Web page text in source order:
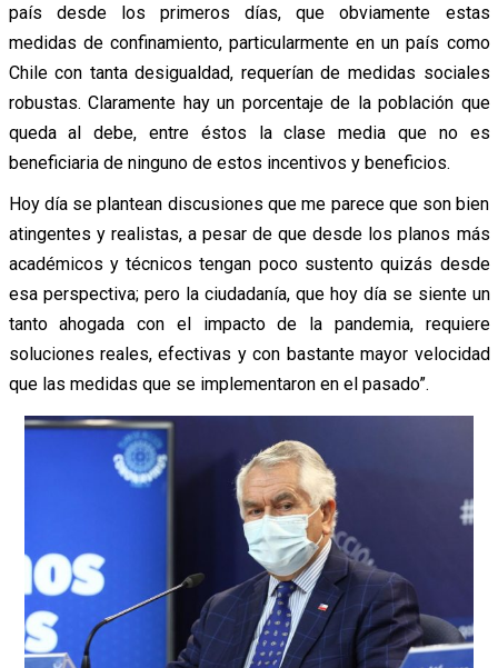
país desde los primeros días, que obviamente estas
medidas de confinamiento, particularmente en un país como
Chile con tanta desigualdad, requerían de medidas sociales
robustas. Claramente hay un porcentaje de la población que
queda al debe, entre éstos la clase media que no es
beneficiaria de ninguno de estos incentivos y beneficios.
Hoy día se plantean discusiones que me parece que son bien
atingentes y realistas, a pesar de que desde los planos más
académicos y técnicos tengan poco sustento quizás desde
esa perspectiva; pero la ciudadanía, que hoy día se siente un
tanto ahogada con el impacto de la pandemia, requiere
soluciones reales, efectivas y con bastante mayor velocidad
que las medidas que se implementaron en el pasado”.